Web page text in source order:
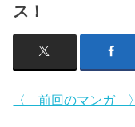
ス！
〈 前回のマンガ 〉